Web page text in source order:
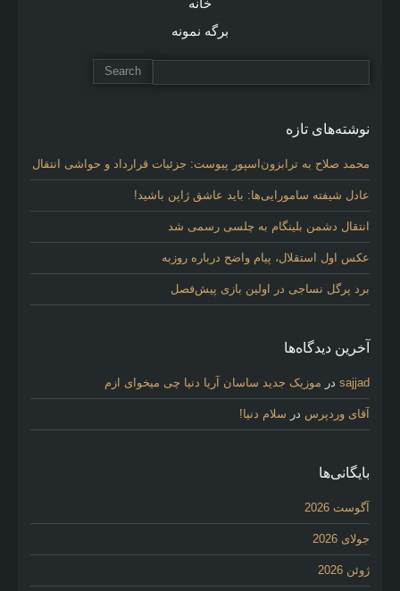
خانه
برگه نمونه
نوشته‌های تازه
محمد صلاح به ترابزون‌اسپور پیوست: جزئیات قرارداد و حواشی انتقال
عادل شیفته سامورایی‌ها: باید عاشق ژاپن باشید!
انتقال دشمن بلینگام به چلسی رسمی شد
عکس اول استقلال، پیام واضح درباره روزبه
برد پرگل نساجی در اولین بازی پیش‌فصل
آخرین دیدگاه‌ها
sajjad در موزیک جدید ساسان آریا دنیا چی میخوای ازم
آقای وردپرس در سلام دنیا!
بایگانی‌ها
آگوست 2026
جولای 2026
ژوئن 2026